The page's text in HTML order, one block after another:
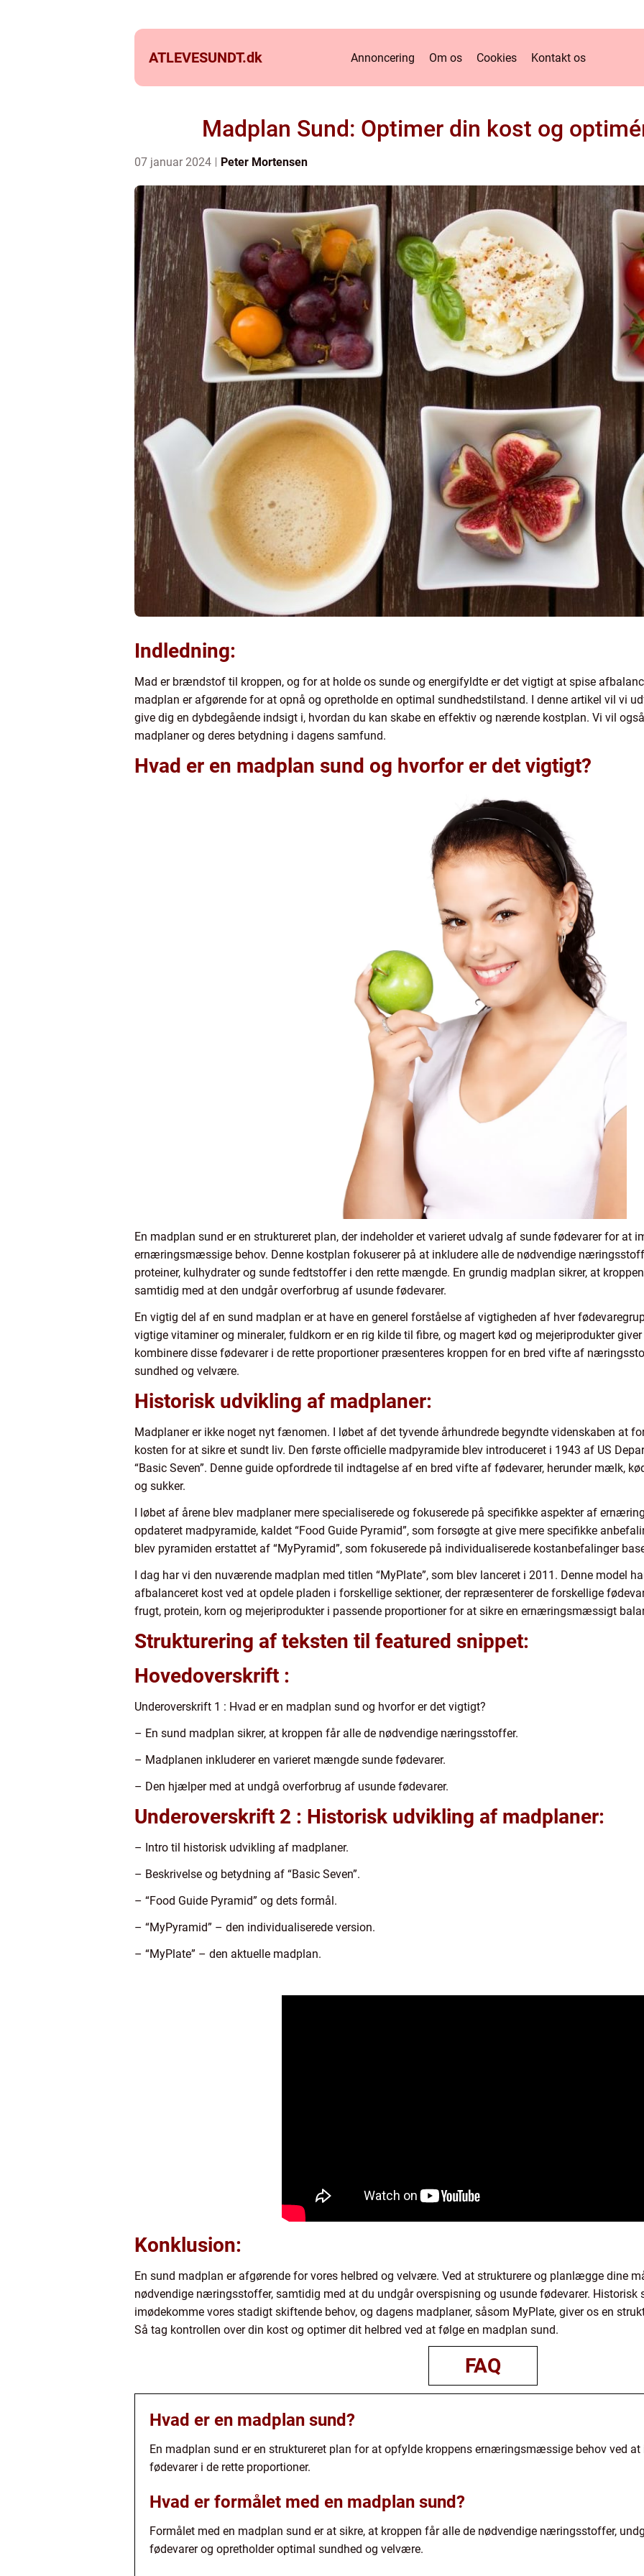
ATLEVESUNDT.dk Annoncering Om os Cookies Kontakt os
Madplan Sund: Optimer din kost og
07 januar 2024 Peter Mortensen
Indledning:
Mad er brændstof til kroppen, og for at holde os sunde og energifyldte er det vigtigt at spise
madplan er afgørende for at opnå og opretholde en optimal sundhedstilstand. I denne artikel vil vi
give dig en dybdegående indsigt i, hvordan du kan skabe en effektiv og nærende kostplan. Vi vil
madplaner og deres betydning i dagens samfund.
Hvad er en madplan sund og hvorfor er det vigtigt?
En madplan sund er en struktureret plan, der indeholder et varieret udvalg af sunde fødevarer for at
ernæringsmæssige behov. Denne kostplan fokuserer på at inkludere alle de nødvendige
proteiner, kulhydrater og sunde fedtstoffer i den rette mængde. En grundig madplan sikrer, at
samtidig med at den undgår overforbrug af usunde fødevarer.
En vigtig del af en sund madplan er at have en generel forståelse af vigtigheden af hver
vigtige vitaminer og mineraler, fuldkorn er en rig kilde til fibre, og magert kød og mejeriprodukter
kombinere disse fødevarer i de rette proportioner præsenteres kroppen for en bred vifte af
sundhed og velvære.
Historisk udvikling af madplaner:
Madplaner er ikke noget nyt fænomen. I løbet af det tyvende århundrede begyndte videnskaben at
kosten for at sikre et sundt liv. Den første officielle madpyramide blev introduceret i 1943 af US
“Basic Seven”. Denne guide opfordrede til indtagelse af en bred vifte af fødevarer, herunder mælk,
og sukker.
I løbet af årene blev madplaner mere specialiserede og fokuserede på specifikke aspekter af
opdateret madpyramide, kaldet “Food Guide Pyramid”, som forsøgte at give mere specifikke
blev pyramiden erstattet af “MyPyramid”, som fokuserede på individualiserede kostanbefalinger
I dag har vi den nuværende madplan med titlen “MyPlate”, som blev lanceret i 2011. Denne model
afbalanceret kost ved at opdele pladen i forskellige sektioner, der repræsenterer de forskellige
frugt, protein, korn og mejeriprodukter i passende proportioner for at sikre en ernæringsmæssigt
Strukturering af teksten til featured snippet:
Hovedoverskrift :
Underoverskrift 1 : Hvad er en madplan sund og hvorfor er det vigtigt?
– En sund madplan sikrer, at kroppen får alle de nødvendige næringsstoffer.
– Madplanen inkluderer en varieret mængde sunde fødevarer.
– Den hjælper med at undgå overforbrug af usunde fødevarer.
Underoverskrift 2 : Historisk udvikling af madplaner:
– Intro til historisk udvikling af madplaner.
– Beskrivelse og betydning af “Basic Seven”.
– “Food Guide Pyramid” og dets formål.
– “MyPyramid” – den individualiserede version.
– “MyPlate” – den aktuelle madplan.
Konklusion:
En sund madplan er afgørende for vores helbred og velvære. Ved at strukturere og planlægge dine
nødvendige næringsstoffer, samtidig med at du undgår overspisning og usunde fødevarer.
imødekomme vores stadigt skiftende behov, og dagens madplaner, såsom MyPlate, giver os en
Så tag kontrollen over din kost og optimer dit helbred ved at følge en madplan sund.
FAQ
Hvad er en madplan sund?
En madplan sund er en struktureret plan for at opfylde kroppens ernæringsmæssige behov ved
fødevarer i de rette proportioner.
Hvad er formålet med en madplan sund?
Formålet med en madplan sund er at sikre, at kroppen får alle de nødvendige næringsstoffer,
fødevarer og opretholder optimal sundhed og velvære.